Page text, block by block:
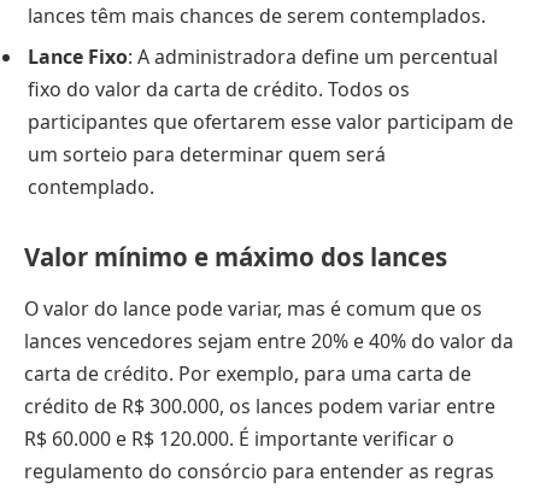
lances têm mais chances de serem contemplados.
Lance Fixo: A administradora define um percentual
fixo do valor da carta de crédito. Todos os
participantes que ofertarem esse valor participam de
um sorteio para determinar quem será
contemplado.
Valor mínimo e máximo dos lances
O valor do lance pode variar, mas é comum que os
lances vencedores sejam entre 20% e 40% do valor da
carta de crédito. Por exemplo, para uma carta de
crédito de R$ 300.000, os lances podem variar entre
R$ 60.000 e R$ 120.000. É importante verificar o
regulamento do consórcio para entender as regras